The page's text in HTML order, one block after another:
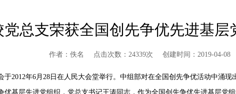
党总支荣获全国创先争优先进基层
作者：佚名 点击次数：24339次 创建时间：2019-04-08
于2012年6月28日在人民大会堂举行。中组部对在全国创先争优活动中涌现
优基层先进党组织，党总支书记王涛同志，作为全国创先争优先进基层党